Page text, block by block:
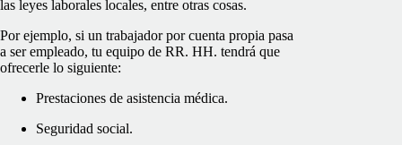
las leyes laborales locales, entre otras cosas.
Por ejemplo, si un trabajador por cuenta propia pasa
a ser empleado, tu equipo de RR. HH. tendrá que
ofrecerle lo siguiente:
Prestaciones de asistencia médica.
Seguridad social.